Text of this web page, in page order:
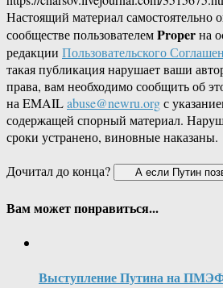
Настоящий материал самостоятельно
сообществе пользователемProperна
редакции Пользовательского
такая публикация нарушает ваши
права, вам необходимо сообщить об
на EMAILabuse@newru.orgс
содержащей спорный материал.
сроки устранено, виновные наказаны.
Дочитал до конца?
Вам может понравиться...
Выступление Путина на